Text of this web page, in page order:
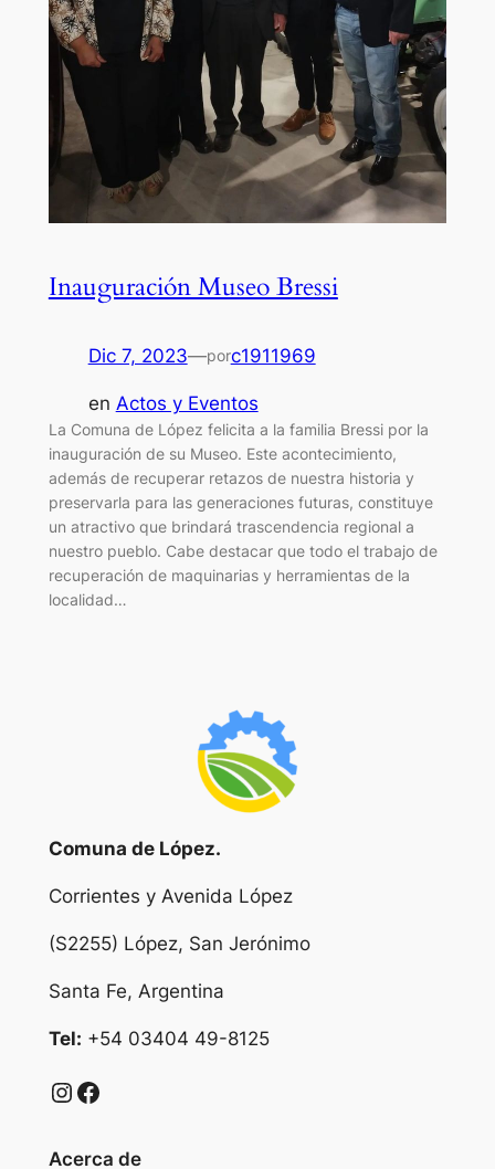
Inauguración Museo Bressi
Dic 7, 2023—porc1911969
en Actos y Eventos
La Comuna de López felicita a la familia Bressi por la
inauguración de su Museo. Este acontecimiento,
además de recuperar retazos de nuestra historia y
preservarla para las generaciones futuras, constituye
un atractivo que brindará trascendencia regional a
nuestro pueblo. Cabe destacar que todo el trabajo de
recuperación de maquinarias y herramientas de la
localidad…
Comuna de López.
Corrientes y Avenida López
(S2255) López, San Jerónimo
Santa Fe, Argentina
Tel: +54 03404 49-8125
Instagram Facebook
Acerca de